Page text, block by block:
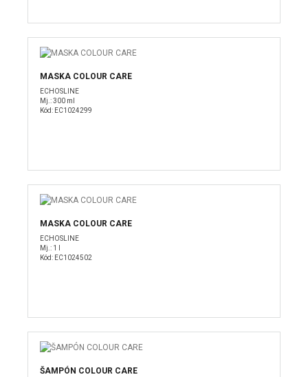
MASKA COLOUR CARE
ECHOSLINE
Mj.: 300 ml
Kód: EC1024299
MASKA COLOUR CARE
ECHOSLINE
Mj.: 1 l
Kód: EC1024502
ŠAMPÓN COLOUR CARE